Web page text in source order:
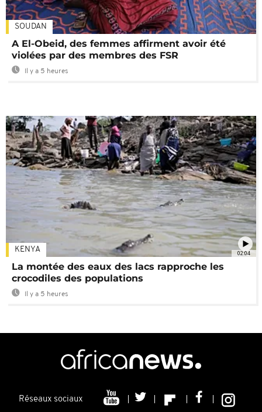
SOUDAN
A El-Obeid, des femmes affirment avoir été
violées par des membres des FSR
Il y a 5 heures
02:04
KENYA
La montée des eaux des lacs rapproche les
crocodiles des populations
Il y a 5 heures
Réseaux sociaux